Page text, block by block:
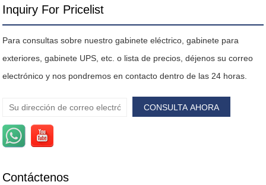
Inquiry For Pricelist
Para consultas sobre nuestro gabinete eléctrico, gabinete para
exteriores, gabinete UPS, etc. o lista de precios, déjenos su correo
electrónico y nos pondremos en contacto dentro de las 24 horas.
Contáctenos